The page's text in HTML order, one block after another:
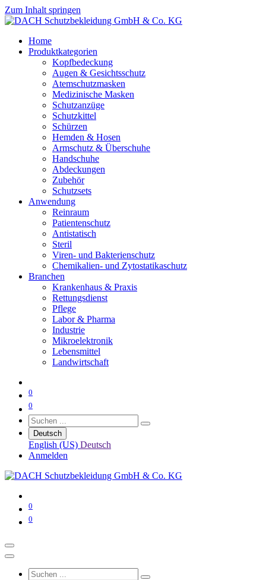
Zum Inhalt springen
Home
Produktkategorien
Kopfbedeckung
Augen & Gesichtsschutz
Atemschutzmasken
Medizinische Masken
Schutzanzüge
Schutzkittel
Schürzen
Hemden & Hosen
Armschutz & Überschuhe
Handschuhe
Abdeckungen
Zubehör
Schutzsets
Anwendung
Reinraum
Patientenschutz
Antistatisch
Steril
Viren- und Bakterienschutz
Chemikalien- und Zytostatikaschutz
Branchen
Krankenhaus & Praxis
Rettungsdienst
Pflege
Labor & Pharma
Industrie
Mikroelektronik
Lebensmittel
Landwirtschaft
0
0
Deutsch
English (US) Deutsch
Anmelden
0
0